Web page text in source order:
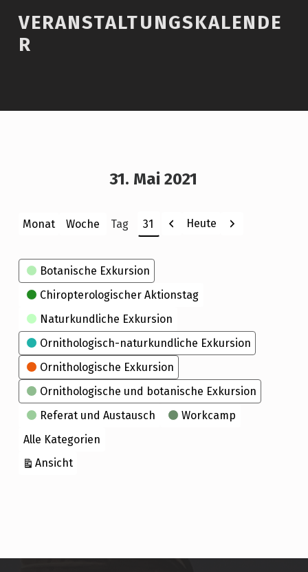
VERANSTALTUNGSKALENDE
R
31. Mai 2021
Monat Woche Tag
Monat
Tag
Jahr
Zurück
Heute Weiter
Kategorien
Botanische Exkursion
Chiropterologischer Aktionstag
Naturkundliche Exkursion
Ornithologisch-naturkundliche Exkursion
Ornithologische Exkursion
Ornithologische und botanische Exkursion
Referat und Austausch
Workcamp
Alle Kategorien
Ansichtausdrucken